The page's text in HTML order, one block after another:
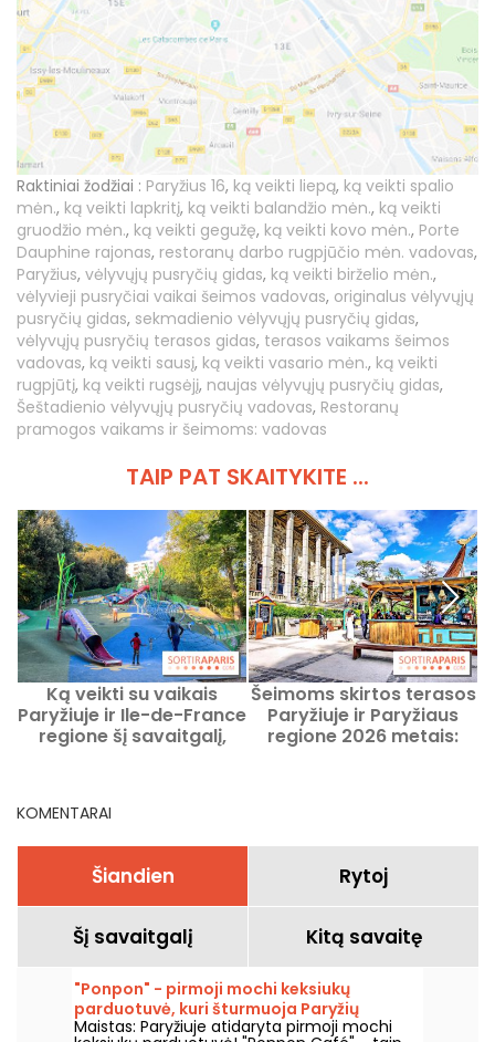
Raktiniai žodžiai : Paryžius 16, ką veikti liepą, ką veikti spalio
mėn., ką veikti lapkritį, ką veikti balandžio mėn., ką veikti
gruodžio mėn., ką veikti gegužę, ką veikti kovo mėn., Porte
Dauphine rajonas, restoranų darbo rugpjūčio mėn. vadovas,
Paryžius, vėlyvųjų pusryčių gidas, ką veikti birželio mėn.,
vėlyvieji pusryčiai vaikai šeimos vadovas, originalus vėlyvųjų
pusryčių gidas, sekmadienio vėlyvųjų pusryčių gidas,
vėlyvųjų pusryčių terasos gidas, terasos vaikams šeimos
vadovas, ką veikti sausį, ką veikti vasario mėn., ką veikti
rugpjūtį, ką veikti rugsėjį, naujas vėlyvųjų pusryčių gidas,
Šeštadienio vėlyvųjų pusryčių vadovas, Restoranų
pramogos vaikams ir šeimoms: vadovas
TAIP PAT SKAITYKITE ...
Ką veikti su vaikais
Paryžiuje ir Ile-de-France
regione šį savaitgalį,
Šeimoms skirtos terasos
Paryžiuje ir Paryžiaus
regione 2026 metais:
KOMENTARAI
Šiandien Rytoj
Šį savaitgalį Kitą savaitę
"Ponpon" - pirmoji mochi keksiukų
parduotuvė, kuri šturmuoja Paryžių
Maistas: Paryžiuje atidaryta pirmoji mochi